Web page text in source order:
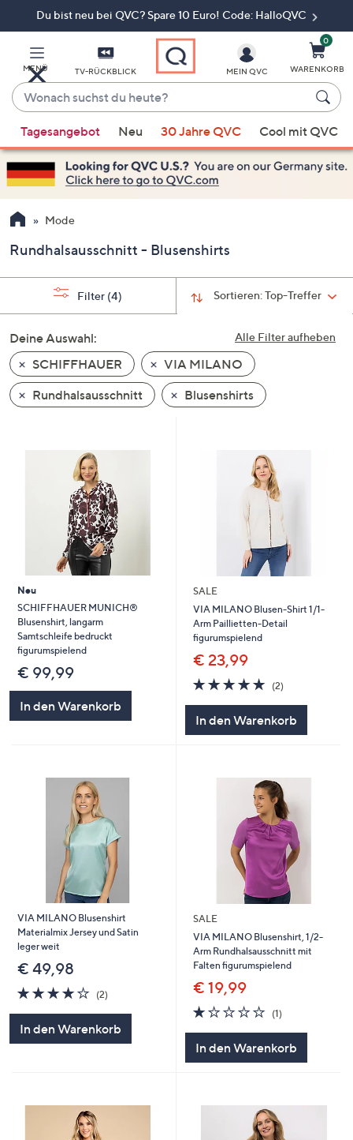
Du bist neu bei QVC? Spare 10 Euro! Code: HalloQVC
MENÜ TV-RÜCKBLICK
Wonach
suchst
du
heute?
Vorschläge
verfügbar
sind,
verwenden
Sie
Pfeiltasten
nach
und
nach
unten
oder
wischen
Sie
diese
anzuzeigen.
MEIN QVC
0
WARENKORB
Tagesangebot Neu 30 Jahre QVC Cool mit QVC
Mode
Rundhalsausschnitt - Blusenshirts
Sortieren:Top-Treffer
Filter (4)
Alle Filter aufheben
Deine Auswahl:
SCHIFFHAUER
VIA MILANO
Rundhalsausschnitt
Blusenshirts
Neu
SCHIFFHAUER MUNICH®
Blusenshirt, langarm
Samtschleife bedruckt
figurumspielend
€ 99,99
In den Warenkorb
SALE
VIA MILANO Blusen-Shirt 1/1-
Arm Paillietten-Detail
figurumspielend
€ 23,99
5.0
von
(2)2
In den Warenkorb
VIA MILANO Blusenshirt
Materialmix Jersey und Satin
leger weit
€ 49,98
4.0
von
(2)2
In den Warenkorb
SALE
VIA MILANO Blusenshirt, 1/2-
Arm Rundhalsausschnitt mit
Falten figurumspielend
€ 19,99
1.0
von
(1)1
In den Warenkorb